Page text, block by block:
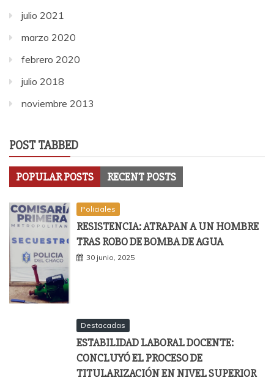
julio 2021
marzo 2020
febrero 2020
julio 2018
noviembre 2013
POST TABBED
POPULAR POSTS RECENT POSTS
Policiales
RESISTENCIA: ATRAPAN A UN HOMBRE
TRAS ROBO DE BOMBA DE AGUA
30 junio, 2025
Destacadas
ESTABILIDAD LABORAL DOCENTE:
CONCLUYÓ EL PROCESO DE
TITULARIZACIÓN EN NIVEL SUPERIOR